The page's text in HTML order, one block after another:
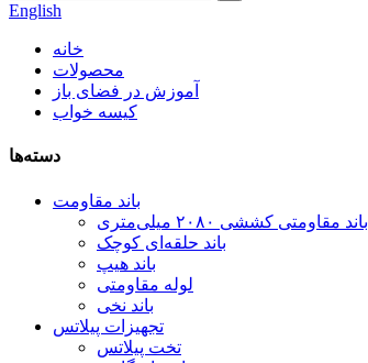
English
خانه
محصولات
آموزش در فضای باز
کیسه خواب
دسته‌ها
باند مقاومت
باند مقاومتی کششی ۲۰۸۰ میلی‌متری
باند حلقه‌ای کوچک
باند هیپ
لوله مقاومتی
باند نخی
تجهیزات پیلاتس
تخت پیلاتس